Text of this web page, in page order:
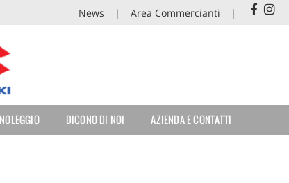
News Area Commercianti
NOLEGGIO DICONO DI NOI AZIENDA E CONTATTI